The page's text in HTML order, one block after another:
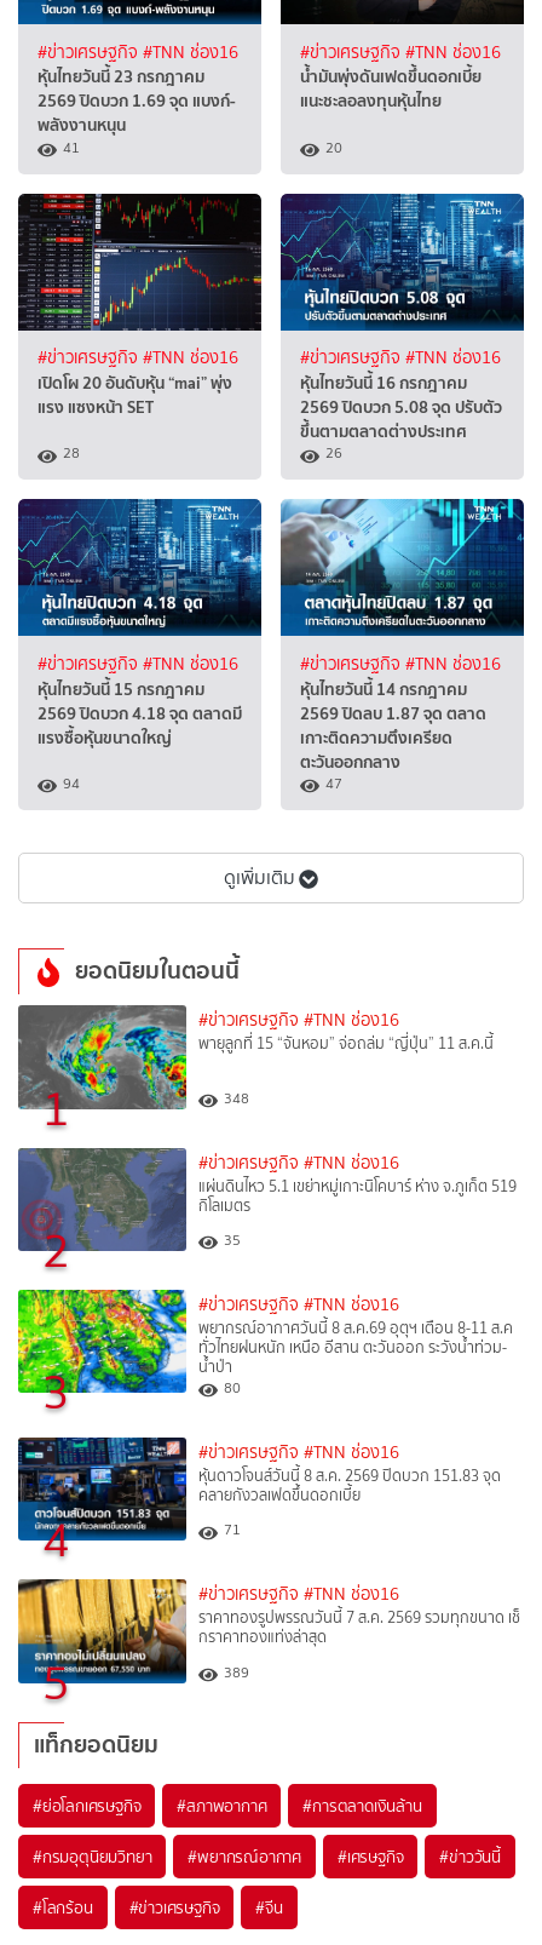
#ข่าวเศรษฐกิจ #TNN ช่อง16
หุ้นไทยวันนี้ 23 กรกฎาคม
2569 ปิดบวก 1.69 จุด แบงก์-
พลังงานหนุน
41
#ข่าวเศรษฐกิจ #TNN ช่อง16
น้ำมันพุ่งดันเฟดขึ้นดอกเบี้ย
แนะชะลอลงทุนหุ้นไทย
20
#ข่าวเศรษฐกิจ #TNN ช่อง16
เปิดโผ 20 อันดับหุ้น “mai” พุ่ง
แรง แซงหน้า SET
28
#ข่าวเศรษฐกิจ #TNN ช่อง16
หุ้นไทยวันนี้ 16 กรกฎาคม
2569 ปิดบวก 5.08 จุด ปรับตัว
ขึ้นตามตลาดต่างประเทศ
26
#ข่าวเศรษฐกิจ #TNN ช่อง16
หุ้นไทยวันนี้ 15 กรกฎาคม
2569 ปิดบวก 4.18 จุด ตลาดมี
แรงซื้อหุ้นขนาดใหญ่
94
#ข่าวเศรษฐกิจ #TNN ช่อง16
หุ้นไทยวันนี้ 14 กรกฎาคม
2569 ปิดลบ 1.87 จุด ตลาด
เกาะติดความตึงเครียด
ตะวันออกกลาง
47
ดูเพิ่มเติม
ยอดนิยมในตอนนี้
1
#ข่าวเศรษฐกิจ #TNN ช่อง16
พายุลูกที่ 15 “จันหอม” จ่อถล่ม “ญี่ปุ่น” 11 ส.ค.นี้
348
2
#ข่าวเศรษฐกิจ #TNN ช่อง16
แผ่นดินไหว 5.1 เขย่าหมู่เกาะนิโคบาร์ ห่าง จ.ภูเก็ต 519
กิโลเมตร
35
3
#ข่าวเศรษฐกิจ #TNN ช่อง16
พยากรณ์อากาศวันนี้ 8 ส.ค.69 อุตุฯ เตือน 8-11 ส.ค
ทั่วไทยฝนหนัก เหนือ อีสาน ตะวันออก ระวังน้ำท่วม-
น้ำป่า
80
4
#ข่าวเศรษฐกิจ #TNN ช่อง16
หุ้นดาวโจนส์วันนี้ 8 ส.ค. 2569 ปิดบวก 151.83 จุด
คลายกังวลเฟดขึ้นดอกเบี้ย
71
5
#ข่าวเศรษฐกิจ #TNN ช่อง16
ราคาทองรูปพรรณวันนี้ 7 ส.ค. 2569 รวมทุกขนาด เช็
กราคาทองแท่งล่าสุด
389
แท็กยอดนิยม
#ย่อโลกเศรษฐกิจ #สภาพอากาศ #การตลาดเงินล้าน
#กรมอุตุนิยมวิทยา #พยากรณ์อากาศ #เศรษฐกิจ #ข่าววันนี้
#โลกร้อน #ข่าวเศรษฐกิจ #จีน